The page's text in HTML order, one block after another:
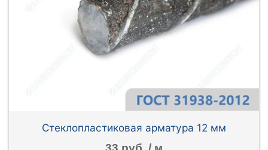
Стеклопластиковая арматура 12 мм